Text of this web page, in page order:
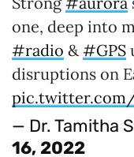
one, deep into
#radio & #GPS
disruptions on
pic.twitter.com/
— Dr. Tamitha
16, 2022